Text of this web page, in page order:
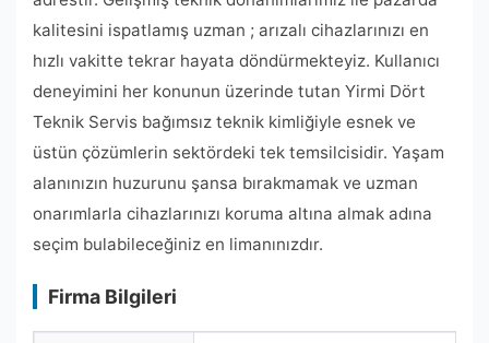
kalitesini ispatlamış uzman ; arızalı cihazlarınızı en
hızlı vakitte tekrar hayata döndürmekteyiz. Kullanıcı
deneyimini her konunun üzerinde tutan Yirmi Dört
Teknik Servis bağımsız teknik kimliğiyle esnek ve
üstün çözümlerin sektördeki tek temsilcisidir. Yaşam
alanınızın huzurunu şansa bırakmamak ve uzman
onarımlarla cihazlarınızı koruma altına almak adına
seçim bulabileceğiniz en limanınızdır.
Firma Bilgileri